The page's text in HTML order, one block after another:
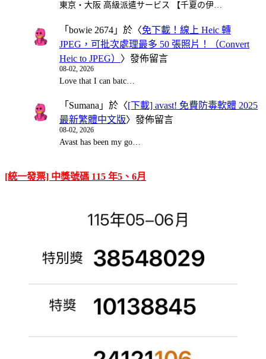
東京・大阪 高級派遣サービス 【千夏の伊…
「 bowie 2674 」於〈免下載！線上 Heic 轉
JPEG，可批次處理最多 50 張照片！（Convert
Heic to JPEG） 〉發佈留言
08-02, 2026
Love that I can batc…
「 Sumana 」於〈[下載] avast! 免費防毒軟體 2025
最新繁體中文版〉發佈留言
08-02, 2026
Avast has been my go…
[統一發票] 中獎號碼 115 年5、6月